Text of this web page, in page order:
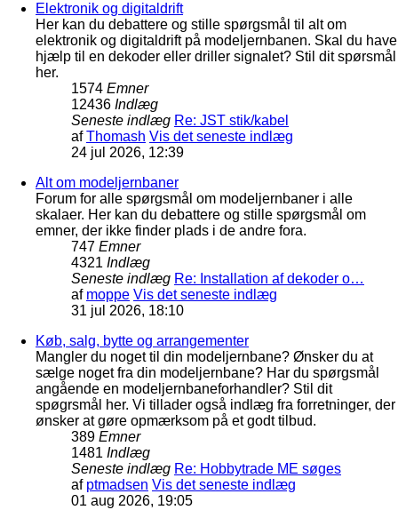
Elektronik og digitaldrift
Her kan du debattere og stille spørgsmål til alt om
elektronik og digitaldrift på modeljernbanen. Skal du have
hjælp til en dekoder eller driller signalet? Stil dit spørsmål
her.
1574 Emner
12436 Indlæg
Seneste indlæg Re: JST stik/kabel
afThomash Vis det seneste indlæg
24 jul 2026, 12:39
Alt om modeljernbaner
Forum for alle spørgsmål om modeljernbaner i alle
skalaer. Her kan du debattere og stille spørgsmål om
emner, der ikke finder plads i de andre fora.
747 Emner
4321 Indlæg
Seneste indlæg Re: Installation af dekoder o…
af moppe Vis det seneste indlæg
31 jul 2026, 18:10
Køb, salg, bytte og arrangementer
Mangler du noget til din modeljernbane? Ønsker du at
sælge noget fra din modeljernbane? Har du spørgsmål
angående en modeljernbaneforhandler? Stil dit
spøgrsmål her. Vi tillader også indlæg fra forretninger, der
ønsker at gøre opmærksom på et godt tilbud.
389 Emner
1481 Indlæg
Seneste indlæg Re: Hobbytrade ME søges
af ptmadsen Vis det seneste indlæg
01 aug 2026, 19:05